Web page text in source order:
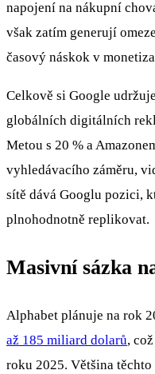
napojení na nákupní
však zatím generují
časový náskok v
Celkově si Google
globálních digitálních
Metou s 20 % a
vyhledávacího záměru,
sítě dává Googlu pozici,
plnohodnotně replikovat.
Masivní sázka
Alphabet plánuje na rok
až 185 miliard dolarů,
roku 2025. Většina